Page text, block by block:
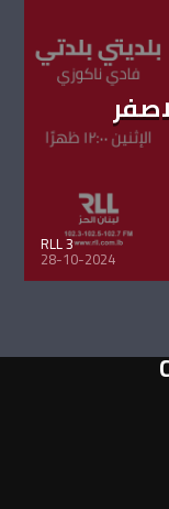
RLL 3
28-10-2024